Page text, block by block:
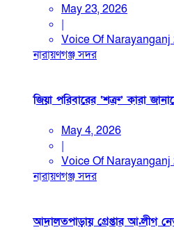
May 23, 2026
|
Voice Of Narayanganj
নারায়ণগঞ্জ সদর
জিয়া পরিবারের ‘শত্রু’ কারা
May 4, 2026
|
Voice Of Narayanganj
নারায়ণগঞ্জ সদর
আদালতপাড়ায় গ্রেপ্তার আ.লীগ